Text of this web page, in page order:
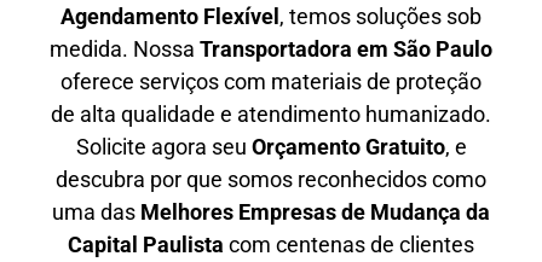
Agendamento Flexível , temos soluções sob
medida. Nossa Transportadora em São Paulo
oferece serviços com materiais de proteção
de alta qualidade e atendimento humanizado.
Solicite agora seu Orçamento Gratuito, e
descubra por que somos reconhecidos como
uma das Melhores Empresas de Mudança da
Capital Paulista com centenas de clientes